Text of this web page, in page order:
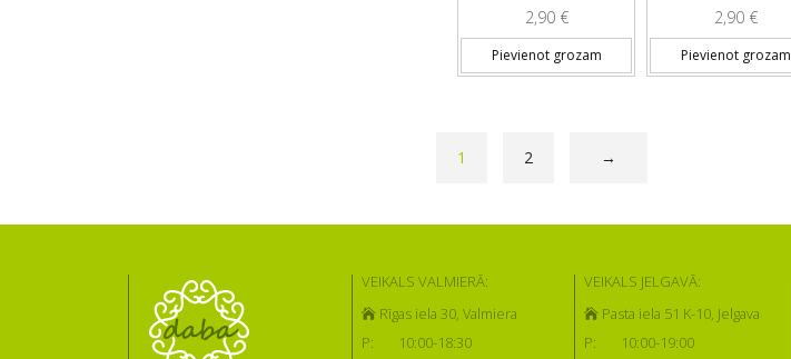
2,90 €
Pievienot grozam
2,90 €
Pievienot grozam
1 2 →
VEIKALS VALMIERĀ:
Rīgas iela 30, Valmiera
P:
10:00-18:30
VEIKALS JELGAVĀ:
Pasta iela 51 K-10, Jelgava
P:
10:00-19:00